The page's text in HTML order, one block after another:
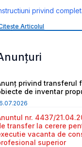
privind
Articolul
privind transferul
de inventar
nr. 4437/
transfer la cerere
vacanta de
superior